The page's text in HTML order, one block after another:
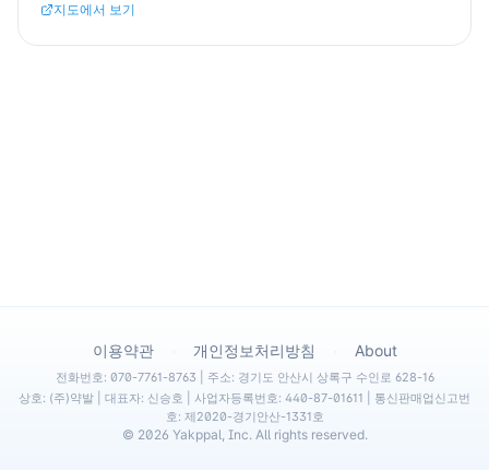
지도에서 보기
이용약관 개인정보처리방침 About
전화번호: 070-7761-8763 | 주소: 경기도 안산시 상록구 수인로 628-16
상호: (주)약발 | 대표자: 신승호 | 사업자등록번호: 440-87-01611 | 통신판매업신고번
호: 제2020-경기안산-1331호
© 2026 Yakppal, Inc. All rights reserved.